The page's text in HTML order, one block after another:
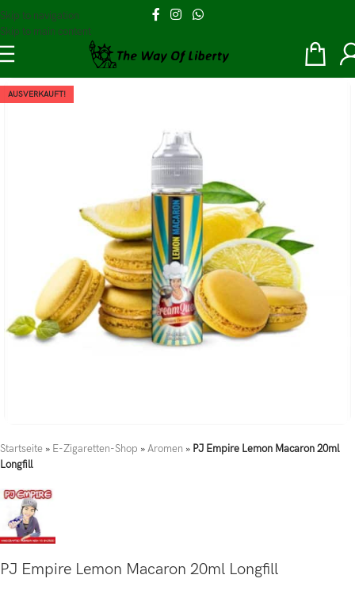
Skip to navigation
Skip to main content
AUSVERKAUFT!
Startseite » E-Zigaretten-Shop »Aromen » PJ Empire Lemon Macaron 20ml
Longfill
PJ Empire Lemon Macaron 20ml Longfill